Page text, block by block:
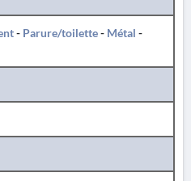
- Parure/toilette- Métal -